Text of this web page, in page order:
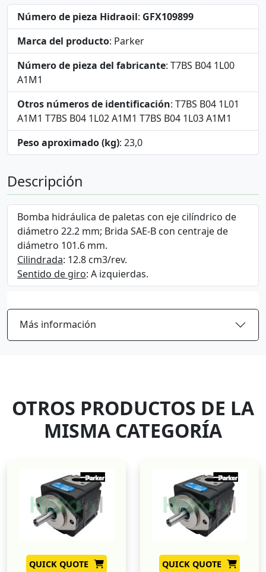
Número de pieza Hidraoil: GFX109899
Marca del producto: Parker
Número de pieza del fabricante: T7BS B04 1L00
A1M1
Otros números de identificación: T7BS B04 1L01
A1M1 T7BS B04 1L02 A1M1 T7BS B04 1L03 A1M1
Peso aproximado (kg): 23,0
Descripción
Bomba hidráulica de paletas con eje cilíndrico de
diámetro 22.2 mm; Brida SAE-B con centraje de
diámetro 101.6 mm.
Cilindrada: 12.8 cm3/rev.
Sentido de giro: A izquierdas.
Más información
OTROS PRODUCTOS DE LA
MISMA CATEGORÍA
QUICK QUOTE QUICK QUOTE